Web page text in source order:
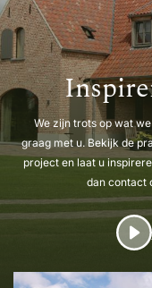
We zijn trots op wat
graag met u. Bekijk de
project en laat u
dan contact